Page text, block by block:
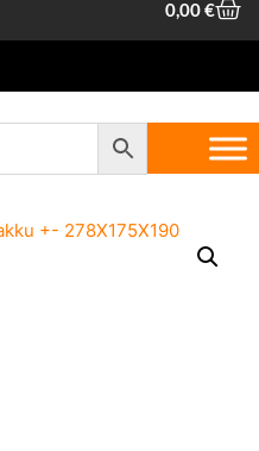
0,00€
12V ajoneuvoakut
12V Auton
(278x175x190)